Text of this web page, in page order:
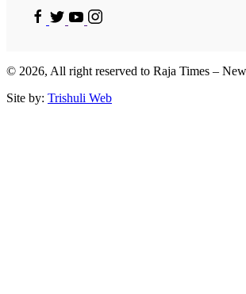
© 2026, All right reserved to Raja Times –
Site by: Trishuli Web